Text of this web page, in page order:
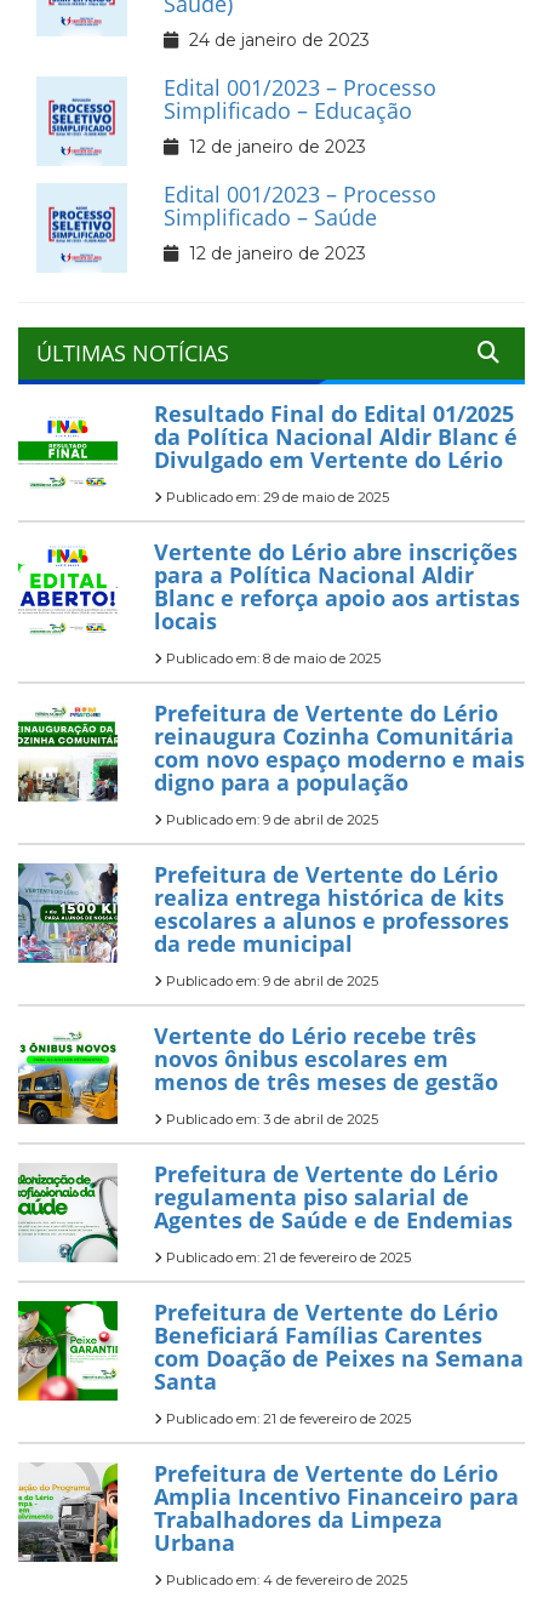
24 de janeiro de 2023
Edital 001/2023 – Processo
Simplificado – Educação
12 de janeiro de 2023
Edital 001/2023 – Processo
Simplificado – Saúde
12 de janeiro de 2023
ÚLTIMAS NOTÍCIAS
Resultado Final do Edital 01/2025
da Política Nacional Aldir Blanc é
Divulgado em Vertente do Lério
Publicado em: 29 de maio de 2025
Vertente do Lério abre inscrições
para a Política Nacional Aldir
Blanc e reforça apoio aos artistas
locais
Publicado em: 8 de maio de 2025
Prefeitura de Vertente do Lério
reinaugura Cozinha Comunitária
com novo espaço moderno e mais
digno para a população
Publicado em: 9 de abril de 2025
Prefeitura de Vertente do Lério
realiza entrega histórica de kits
escolares a alunos e professores
da rede municipal
Publicado em: 9 de abril de 2025
Vertente do Lério recebe três
novos ônibus escolares em
menos de três meses de gestão
Publicado em: 3 de abril de 2025
Prefeitura de Vertente do Lério
regulamenta piso salarial de
Agentes de Saúde e de Endemias
Publicado em: 21 de fevereiro de 2025
Prefeitura de Vertente do Lério
Beneficiará Famílias Carentes
com Doação de Peixes na Semana
Santa
Publicado em: 21 de fevereiro de 2025
Prefeitura de Vertente do Lério
Amplia Incentivo Financeiro para
Trabalhadores da Limpeza
Urbana
Publicado em: 4 de fevereiro de 2025